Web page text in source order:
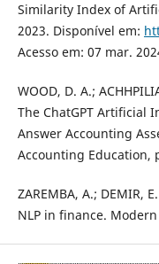
Similarity Index of
2023. Disponível em:
Acesso em: 07 mar.
WOOD, D. A.;
The ChatGPT Artificial
Answer Accounting
Accounting Education,
ZAREMBA, A.; DEMIR,
NLP in finance.